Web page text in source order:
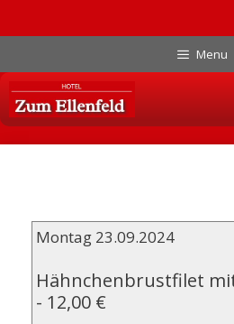
Inhalt
springen
Menu
Skip
content
Montag 23.09.2024
Hähnchenbrustfilet
- 12,00 €